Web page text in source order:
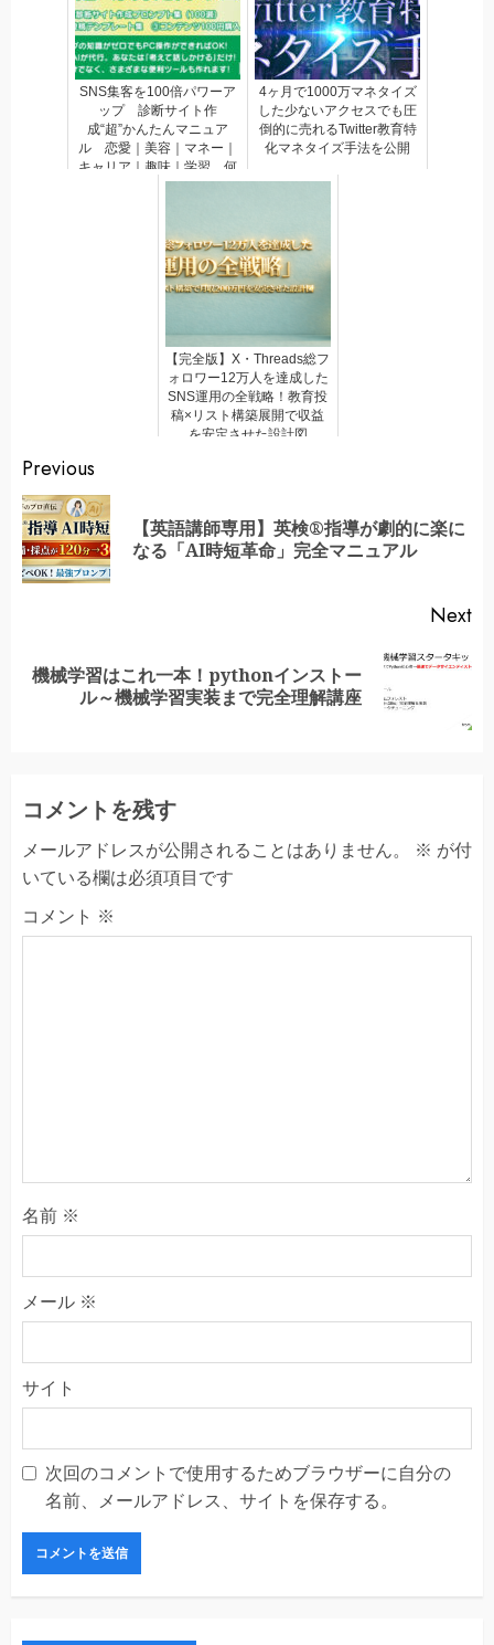
SNS集客を100倍パワーア
ップ 診断サイト作
成“超”かんたんマニュア
ル 恋愛｜美容｜マネー｜
キャリア｜趣味｜学習…何
でもOK!
4ヶ月で1000万マネタイズ
した少ないアクセスでも圧
倒的に売れるTwitter教育特
化マネタイズ手法を公開
【完全版】X・Threads総フ
ォロワー12万人を達成した
SNS運用の全戦略！教育投
稿×リスト構築展開で収益
を安定させた設計図
Continue
Reading
Previous
【英語講師専用】英検®指導が劇的に楽に
なる「AI時短革命」完全マニュアル
Next
Next
機械学習はこれ一本！pythonインストー
ル～機械学習実装まで完全理解講座
コメントを残す
メールアドレスが公開されることはありません。 ※ が付
いている欄は必須項目です
コメント ※
名前 ※
メール ※
サイト
次回のコメントで使用するためブラウザーに自分の
名前、メールアドレス、サイトを保存する。